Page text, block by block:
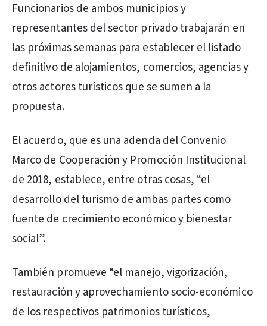
Funcionarios de ambos municipios y
representantes del sector privado trabajarán en
las próximas semanas para establecer el listado
definitivo de alojamientos, comercios, agencias y
otros actores turísticos que se sumen a la
propuesta.
El acuerdo, que es una adenda del Convenio
Marco de Cooperación y Promoción Institucional
de 2018, establece, entre otras cosas, “el
desarrollo del turismo de ambas partes como
fuente de crecimiento económico y bienestar
social”.
También promueve “el manejo, vigorización,
restauración y aprovechamiento socio-económico
de los respectivos patrimonios turísticos,